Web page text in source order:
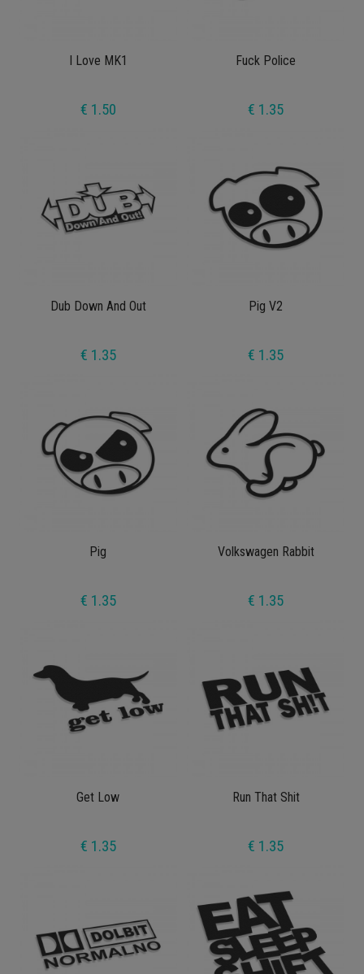
I Love MK1
€ 1.50
Fuck Police
€ 1.35
Dub Down And Out
€ 1.35
Pig V2
€ 1.35
Pig
€ 1.35
Volkswagen Rabbit
€ 1.35
Get Low
€ 1.35
Run That Shit
€ 1.35